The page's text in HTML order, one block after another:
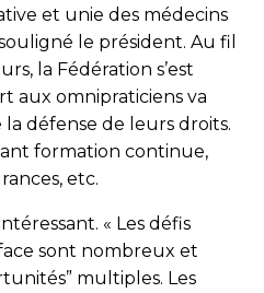
et unie des médecins
le président. Au fil
la Fédération s’est
aux omnipraticiens va
défense de leurs droits.
formation continue,
etc.
« Les défis
sont nombreux et
multiples. Les